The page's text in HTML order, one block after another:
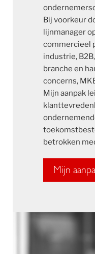
Bij voorkeur
lijnmanager
commercieel
industrie,
branche en
concerns,
Mijn aanpak
betrokken
Mijn